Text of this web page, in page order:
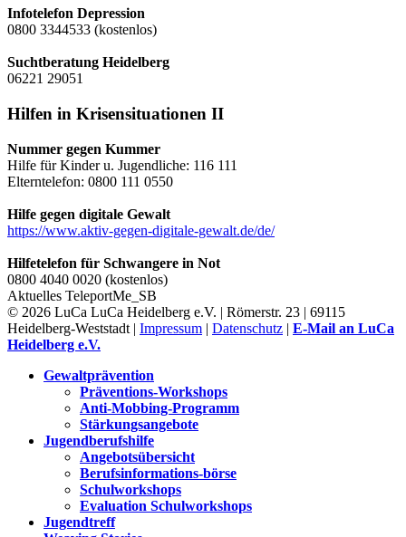
Infotelefon Depression
0800 3344533 (kostenlos)
Suchtberatung Heidelberg
06221 29051
Hilfen in Krisensituationen II
Nummer gegen Kummer
Hilfe für Kinder u. Jugendliche: 116 111
Elterntelefon: 0800 111 0550
Hilfe gegen digitale Gewalt
https://www.aktiv-gegen-digitale-gewalt.de/de/
Hilfetelefon für Schwangere in Not
0800 4040 0020 (kostenlos)
Aktuelles TeleportMe_SB
© 2026 LuCa LuCa Heidelberg e.V. | Römerstr. 23 | 69115
Heidelberg-Weststadt | Impressum | Datenschutz | E-Mail an LuCa
Heidelberg e.V.
Gewaltprävention
Präventions-Workshops
Anti-Mobbing-Programm
Stärkungsangebote
Jugendberufshilfe
Angebotsübersicht
Berufsinformations-börse
Schulworkshops
Evaluation Schulworkshops
Jugendtreff